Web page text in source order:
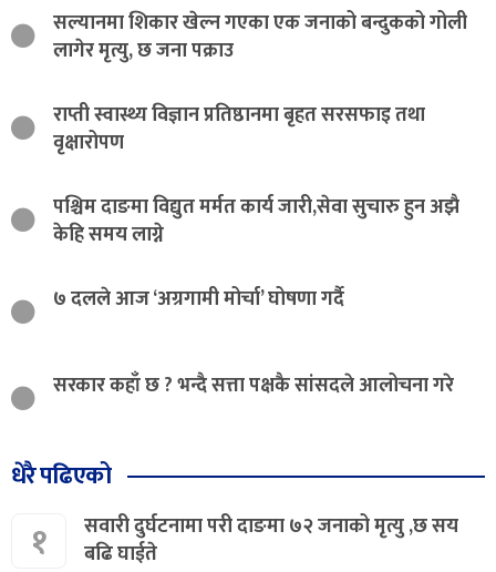
सल्यानमा शिकार खेल्न गएका एक जनाको बन्दुकको गोली
लागेर मृत्यु, छ जना पक्राउ
राप्ती स्वास्थ्य विज्ञान प्रतिष्ठानमा बृहत सरसफाइ तथा
वृक्षारोपण
पश्चिम दाङमा विद्युत मर्मत कार्य जारी,सेवा सुचारु हुन अझै
केहि समय लाग्ने
७ दलले आज ‘अग्रगामी मोर्चा’ घोषणा गर्दै
सरकार कहाँ छ ? भन्दै सत्ता पक्षकै सांसदले आलोचना गरे
धेरै पढिएको
१
सवारी दुर्घटनामा परी दाङमा ७२ जनाको मृत्यु ,छ सय
बढि घाईते